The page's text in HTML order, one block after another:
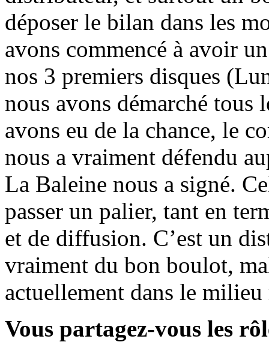
déposer le bilan dans les
avons commencé à avoir
nos 3 premiers disques
nous avons démarché tous
avons eu de la chance, le
nous a vraiment défendu
La Baleine nous a signé.
passer un palier, tant en
et de diffusion. C’est un
vraiment du bon boulot,
actuellement dans le
Vous partagez-vous les